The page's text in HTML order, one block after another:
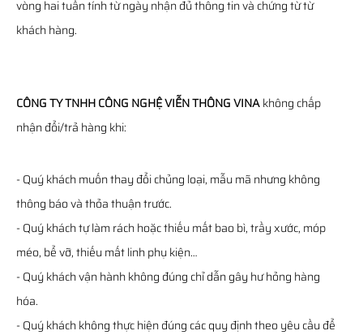
vòng hai tuần tính từ ngày nhận đủ thông tin và chứng từ từ
khách hàng.
CÔNG TY TNHH CÔNG NGHỆ VIỄN THÔNG VINAkhông chấp
nhận đổi/trả hàng khi:
- Quý khách muốn thay đổi chủng loại, mẫu mã nhưng không
thông báo và thỏa thuận trước.
- Quý khách tự làm rách hoặc thiếu mất bao bì, trầy xước, móp
méo, bể vỡ, thiếu mất linh phụ kiện…
- Quý khách vận hành không đúng chỉ dẫn gây hư hỏng hàng
hóa.
- Quý khách không thực hiện đúng các quy định theo yêu cầu để